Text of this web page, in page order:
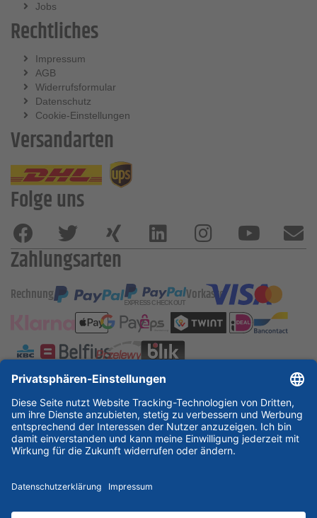
Jobs
Rechtliches
Impressum
AGB
Widerrufsformular
Datenschutz
Cookie-Einstellungen
Versandarten
Folge uns
Zahlungsarten
Rechnung Vorkasse
ESSKA International
new
new new